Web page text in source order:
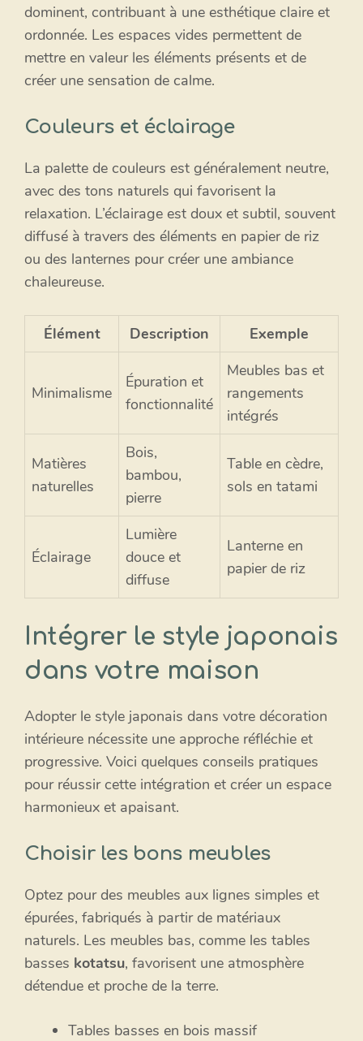
dominent, contribuant à une esthétique claire et
ordonnée. Les espaces vides permettent de
mettre en valeur les éléments présents et de
créer une sensation de calme.
Couleurs et éclairage
La palette de couleurs est généralement neutre,
avec des tons naturels qui favorisent la
relaxation. L’éclairage est doux et subtil, souvent
diffusé à travers des éléments en papier de riz
ou des lanternes pour créer une ambiance
chaleureuse.
Élément Description Exemple
Minimalisme
Épuration et
fonctionnalité
Meubles bas et
rangements
intégrés
Matières
naturelles
Bois,
bambou,
pierre
Table en cèdre,
sols en tatami
Éclairage
Lumière
douce et
diffuse
Lanterne en
papier de riz
Intégrer le style japonais
dans votre maison
Adopter le style japonais dans votre décoration
intérieure nécessite une approche réfléchie et
progressive. Voici quelques conseils pratiques
pour réussir cette intégration et créer un espace
harmonieux et apaisant.
Choisir les bons meubles
Optez pour des meubles aux lignes simples et
épurées, fabriqués à partir de matériaux
naturels. Les meubles bas, comme les tables
basses kotatsu, favorisent une atmosphère
détendue et proche de la terre.
Tables basses en bois massif